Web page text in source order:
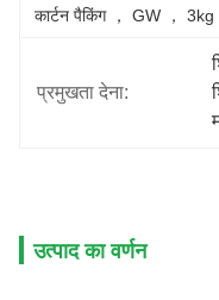
कार्टन पैकिंग ， GW ， 3kg
प्रमुखता देना:
उत्पाद का वर्णन